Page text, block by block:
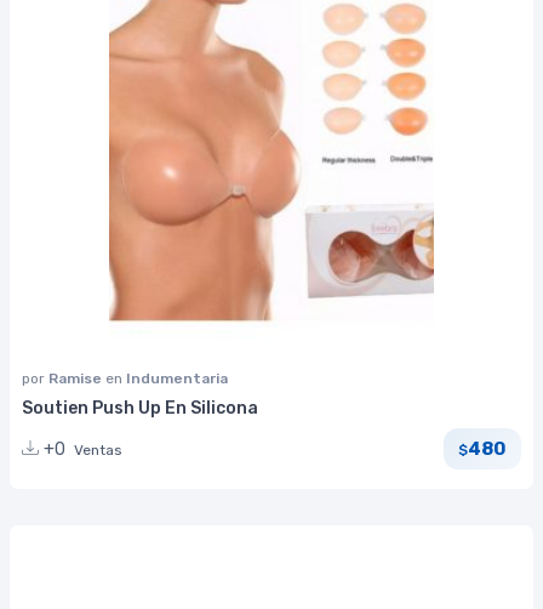
por Ramise en Indumentaria
Soutien Push Up En Silicona
+0 Ventas $480